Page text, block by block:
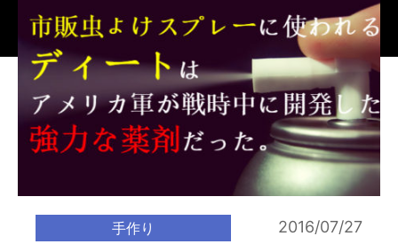
手作り 2016/07/27